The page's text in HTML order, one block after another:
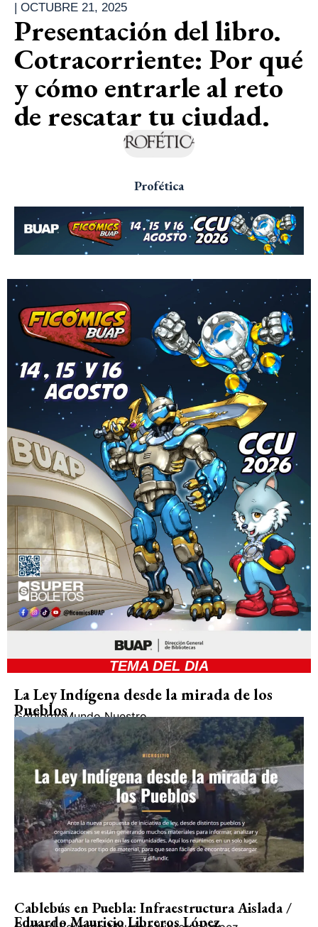
OCTUBRE 21, 2025
Presentación del libro.
Cotracorriente: Por qué
y cómo entrarle al reto
de rescatar tu ciudad.
Profética
TEMA DEL DIA
La Ley Indígena desde la mirada de los
Pueblos
GobiernoMundo Nuestro
Cablebús en Puebla: Infraestructura Aislada /
Eduardo Mauricio Libreros López